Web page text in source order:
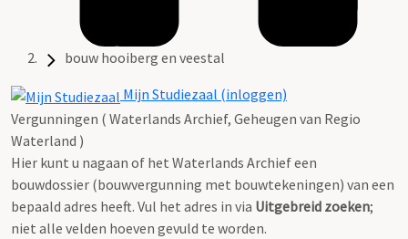
bouw hooiberg en veestal
Mijn Studiezaal (inloggen)
Vergunningen ( Waterlands Archief, Geheugen van Regio
Waterland )
Hier kunt u nagaan of het Waterlands Archief een
bouwdossier (bouwvergunning met bouwtekeningen) van een
bepaald adres heeft. Vul het adres in via Uitgebreid zoeken;
niet alle velden hoeven gevuld te worden.